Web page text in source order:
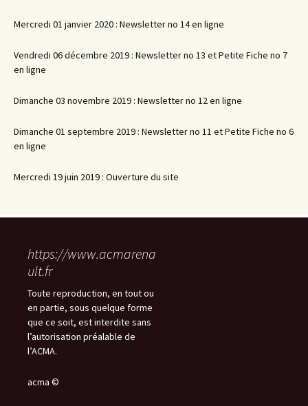
Mercredi 01 janvier 2020 : Newsletter no 14 en ligne
Vendredi 06 décembre 2019 : Newsletter no 13 et Petite Fiche no 7
en ligne
Dimanche 03 novembre 2019 : Newsletter no 12 en ligne
Dimanche 01 septembre 2019 : Newsletter no 11 et Petite Fiche no 6
en ligne
Mercredi 19 juin 2019 : Ouverture du site
https://www.acmarena
ult.fr
Toute reproduction, en tout ou
en partie, sous quelque forme
que ce soit, est interdite sans
l’autorisation préalable de
l’ACMA.
acma ©